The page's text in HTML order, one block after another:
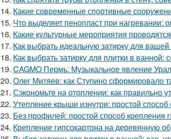
14. Какие современные спортивные
15. Что выделяет пенопласт при нагревании:
16. Какие культурные мероприятия
17. Как выбрать идеальную затирку для
18. Как выбрать затирку для плитки в ванной:
19. CAGMO Пермь: Музыкальное явление
20. Олег Митяев: как Ступино сформировало
21. Сэкономьте на отоплении: как правильно
22. Утепление крыши изнутри: простой
23. Без профилей: простой способ крепления
24. Крепление гипсокартона на деревянную